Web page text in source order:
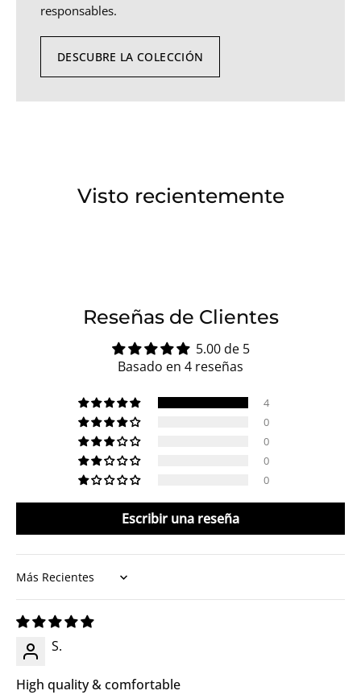
responsables.
DESCUBRE LA COLECCIÓN
Visto recientemente
Reseñas de Clientes
5.00 de 5
Basado en 4 reseñas
4
0
0
0
0
Escribir una reseña
Sort by
S.
High quality & comfortable